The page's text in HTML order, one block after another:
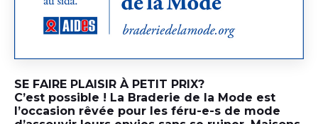
SE FAIRE PLAISIR À PETIT PRIX?
C’est possible ! La Braderie de la Mode est
l’occasion rêvée pour les féru-e-s de mode